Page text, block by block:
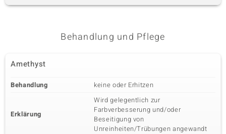
Behandlung und Pflege
Amethyst
Behandlung keine oder Erhitzen
Erklärung
Wird gelegentlich zur
Farbverbesserung und/oder
Beseitigung von
Unreinheiten/Trübungen angewandt